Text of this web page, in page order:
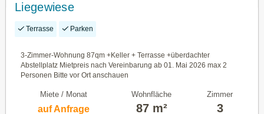
Liegewiese
Terrasse Parken
3-Zimmer-Wohnung 87qm +Keller + Terrasse +überdachter
Abstellplatz Mietpreis nach Vereinbarung ab 01. Mai 2026 max 2
Personen Bitte vor Ort anschauen
Miete / Monat
auf Anfrage
Wohnfläche
87 m²
Zimmer
3